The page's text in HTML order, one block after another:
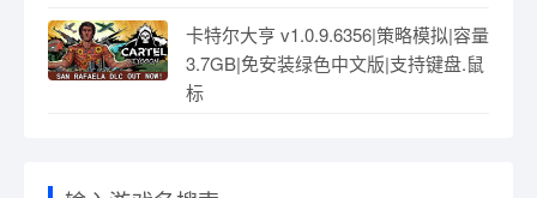
卡特尔大亨 v1.0.9.6356|策略模拟|容量
3.7GB|免安装绿色中文版|支持键盘.鼠
标